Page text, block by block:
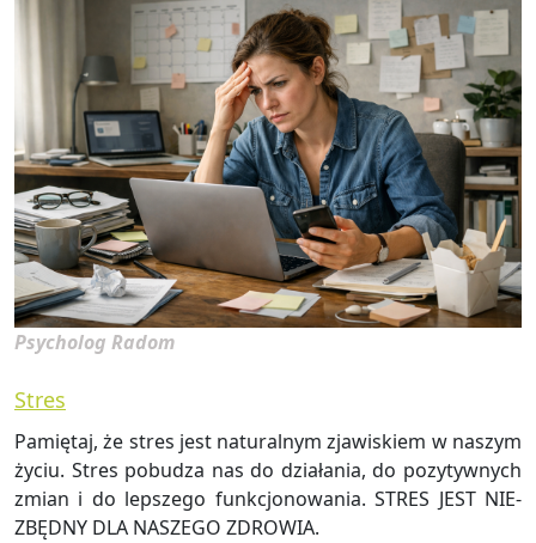
Psycholog Radom
Stres
Pa­mię­taj, że stres jest na­tu­ral­nym zja­wi­skiem w na­szym
życiu. Stres po­bu­dza nas do dzia­ła­nia, do po­zy­tyw­nych
zmian i do lep­sze­go funk­cjo­no­wa­nia. STRES JEST NIE­
ZBĘD­NY DLA NA­SZE­GO ZDRO­WIA.